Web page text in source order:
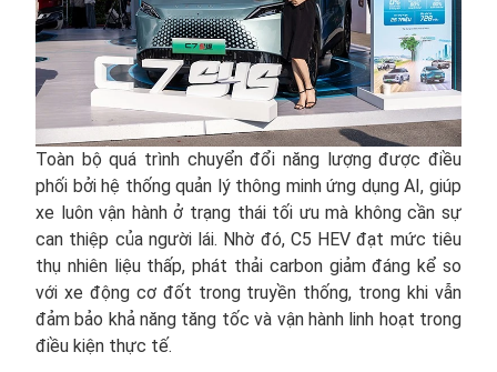
Toàn bộ quá trình chuyển đổi năng lượng được điều
phối bởi hệ thống quản lý thông minh ứng dụng AI, giúp
xe luôn vận hành ở trạng thái tối ưu mà không cần sự
can thiệp của người lái. Nhờ đó, C5 HEV đạt mức tiêu
thụ nhiên liệu thấp, phát thải carbon giảm đáng kể so
với xe động cơ đốt trong truyền thống, trong khi vẫn
đảm bảo khả năng tăng tốc và vận hành linh hoạt trong
điều kiện thực tế.